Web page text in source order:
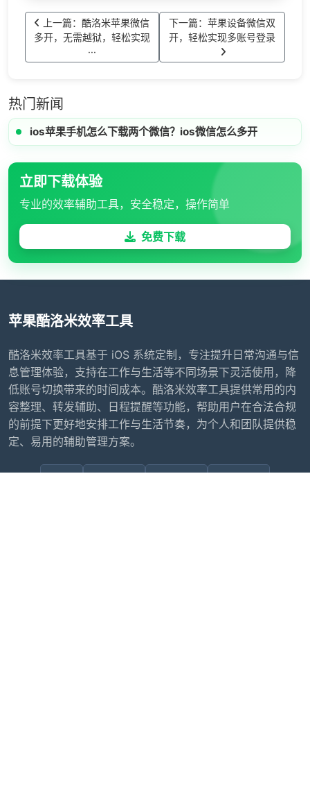
上一篇：酷洛米苹果微信
多开，无需越狱，轻松实现
···
下一篇：苹果设备微信双
开，轻松实现多账号登录
热门新闻
ios苹果手机怎么下载两个微信？ios微信怎么多开
立即下载体验
专业的效率辅助工具，安全稳定，操作简单
免费下载
苹果酷洛米效率工具
酷洛米效率工具基于 iOS 系统定制，专注提升日常沟通与信
息管理体验，支持在工作与生活等不同场景下灵活使用，降
低账号切换带来的时间成本。酷洛米效率工具提供常用的内
容整理、转发辅助、日程提醒等功能，帮助用户在合法合规
的前提下更好地安排工作与生活节奏，为个人和团队提供稳
定、易用的辅助管理方案。